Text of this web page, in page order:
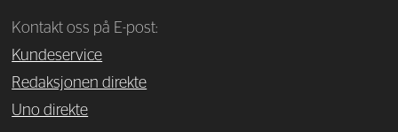
Kontakt oss på E-post:
Kundeservice
Redaksjonen direkte
Uno direkte